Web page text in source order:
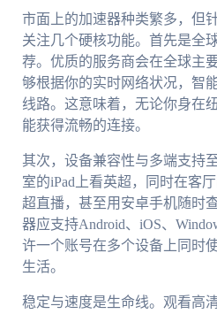
市面上的加速器种类繁多，但
关注几个硬核功能。首先是全
荐。优质的服务商会在全球主
够根据你的实时网络状况，智
线路。这意味着，无论你身在
能获得流畅的连接。
其次，设备兼容性与多端支持
室的iPad上看英超，同时在客
超直播，甚至用安卓手机随时
器应支持Android、iOS、
许一个账号在多个设备上同时
生活。
稳定与速度是生命线。观看高